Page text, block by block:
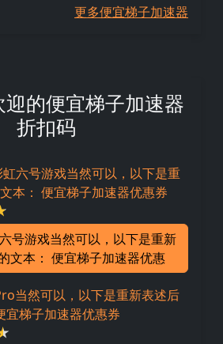
更多便宜梯子加速器
迎的便宜梯子加速器
折扣码
六号游戏当然可以，以下是重
本： 便宜梯子加速器优惠券
号游戏当然可以，以下是重新
文本： 便宜梯子加速器优惠
当然可以，以下是重新表述后
宜梯子加速器优惠券